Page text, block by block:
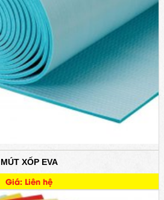
MÚT XỐP EVA
Giá: Liên hệ